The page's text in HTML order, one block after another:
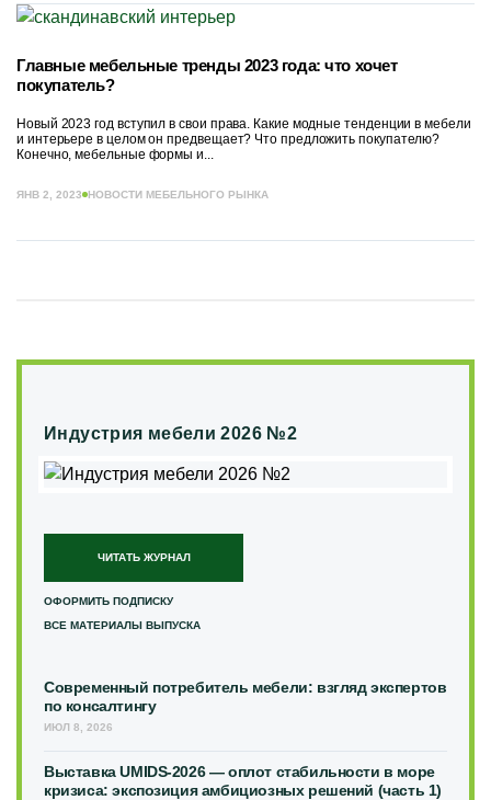
Главные мебельные тренды 2023 года: что хочет
покупатель?
Новый 2023 год вступил в свои права. Какие модные тенденции в мебели
и интерьере в целом он предвещает? Что предложить покупателю?
Конечно, мебельные формы и...
ЯНВ 2, 2023 НОВОСТИ МЕБЕЛЬНОГО РЫНКА
Индустрия мебели 2026 №2
ЧИТАТЬ ЖУРНАЛ
ОФОРМИТЬ ПОДПИСКУ
ВСЕ МАТЕРИАЛЫ ВЫПУСКА
Современный потребитель мебели: взгляд экспертов
по консалтингу
ИЮЛ 8, 2026
Выставка UMIDS-2026 — оплот стабильности в море
кризиса: экспозиция амбициозных решений (часть 1)